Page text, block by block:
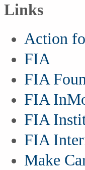
Links
Action
FIA
FIA
FIA
FIA
FIA
Make